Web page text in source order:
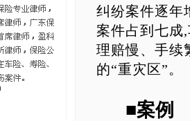
纠纷案件逐年
案件占到七成
理赔慢、手续
的“重灾区”。
■案例